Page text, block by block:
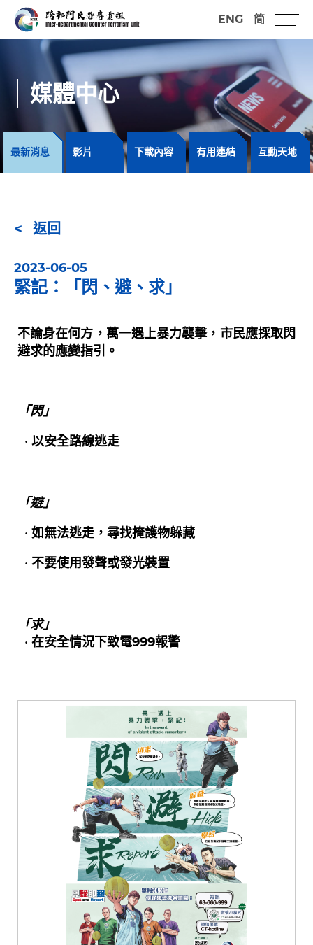
ENG 简
媒體中心
最新消息 影片 下載內容 有用連結 互動天地
返回
2023-06-05
緊記：「閃、避、求」
不論身在何方，萬一遇上暴力襲擊，市民應採取閃
避求的應變指引。
「閃」
以安全路線逃走
「避」
如無法逃走，尋找掩護物躲藏
不要使用發聲或發光裝置
「求」
在安全情況下致電999報警